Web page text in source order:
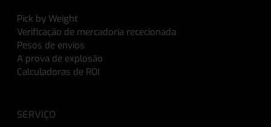
Pick by Weight
Verificação de mercadoria rececionada
Pesos de envios
A prova de explosão
Calculadoras de ROI
SERVIÇO